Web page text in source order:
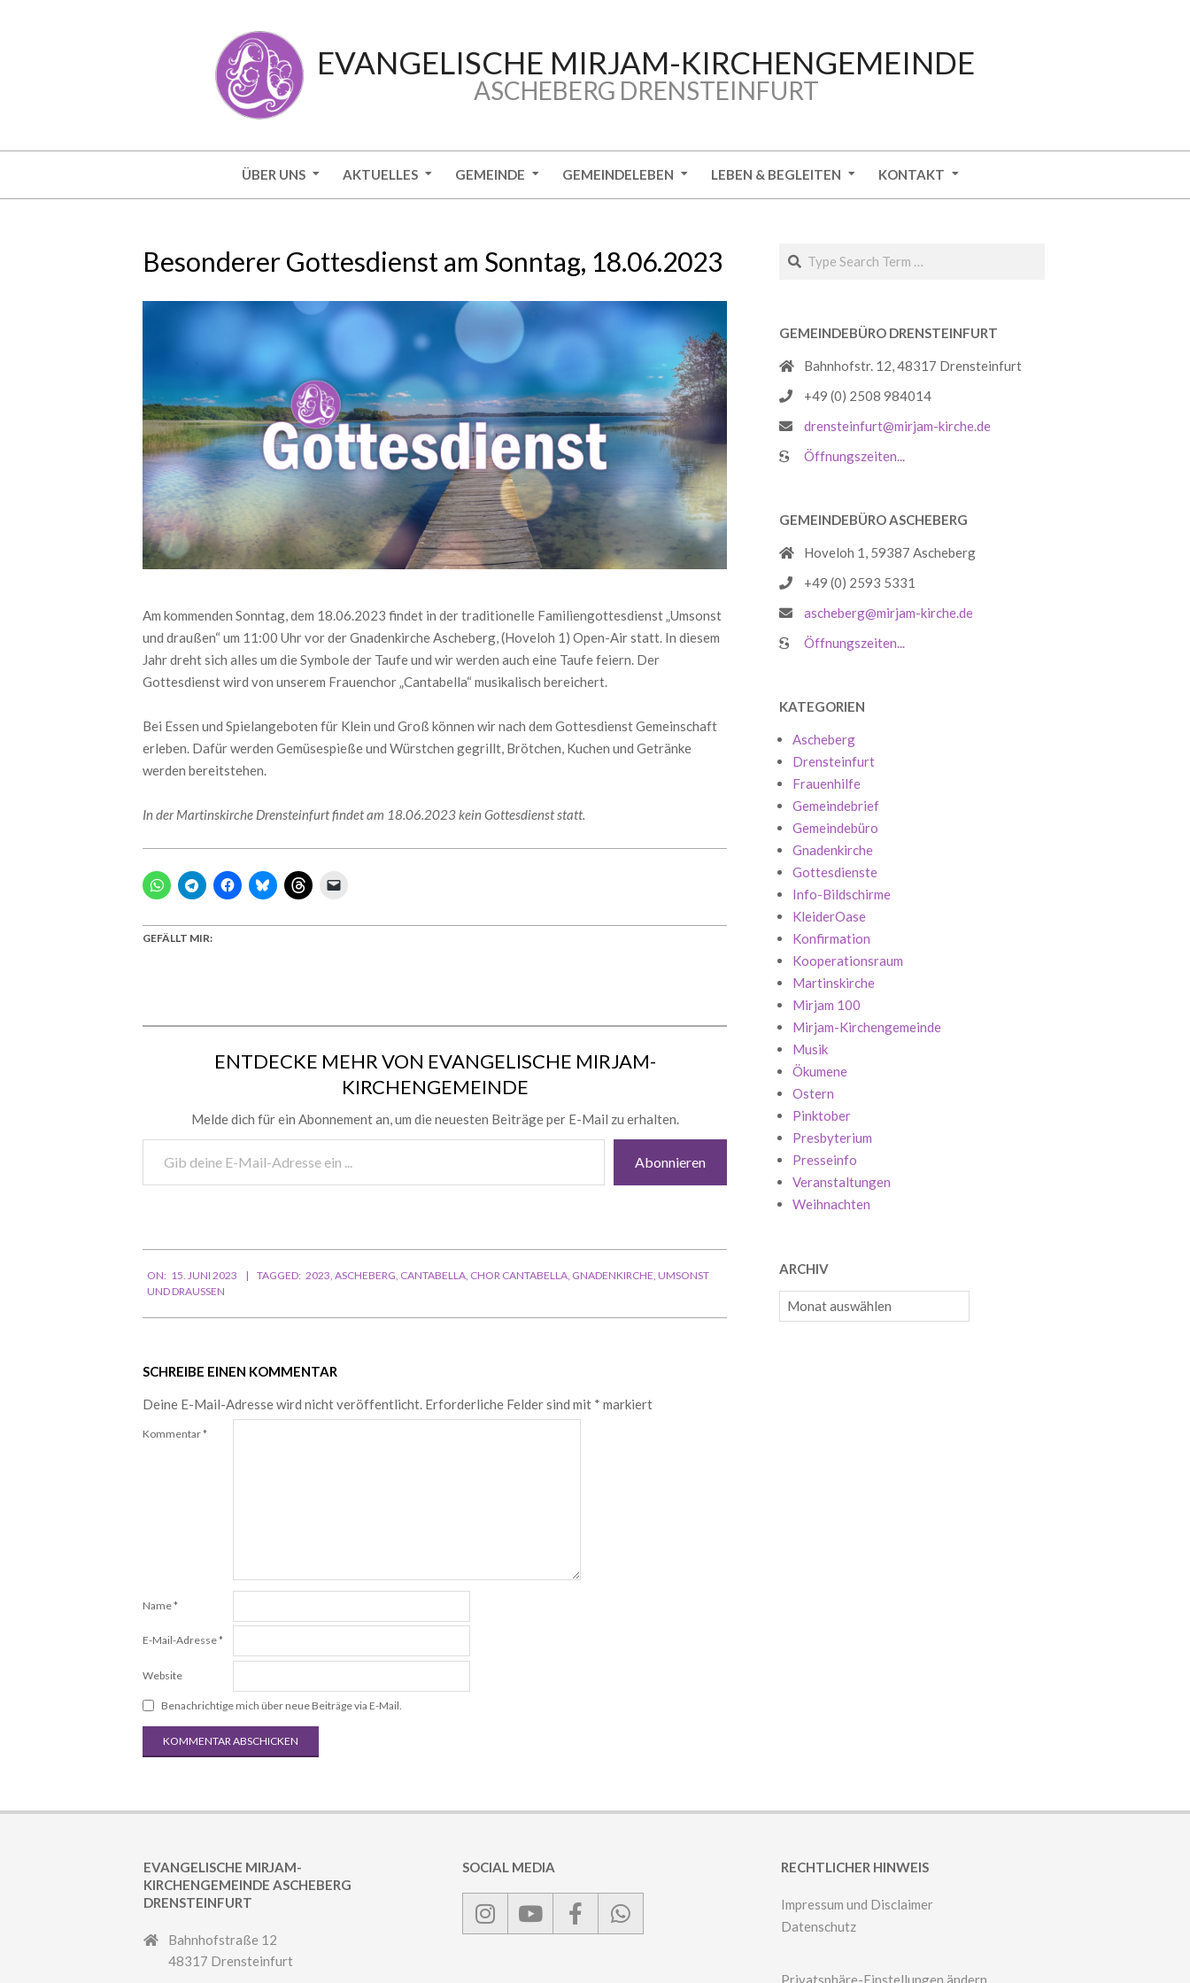
EVANGELISCHE MIRJAM-KIRCHENGEMEINDE
ASCHEBERG DRENSTEINFURT
ÜBER UNS AKTUELLES GEMEINDE GEMEINDELEBEN LEBEN & BEGLEITEN KONTAKT
Besonderer Gottesdienst am Sonntag, 18.06.2023
Am kommenden Sonntag, dem 18.06.2023 findet in der traditionelle Familiengottesdienst „Umsonst
und draußen“ um 11:00 Uhr vor der Gnadenkirche Ascheberg, (Hoveloh 1) Open-Air statt. In diesem
Jahr dreht sich alles um die Symbole der Taufe und wir werden auch eine Taufe feiern. Der
Gottesdienst wird von unserem Frauenchor „Cantabella“ musikalisch bereichert.
Bei Essen und Spielangeboten für Klein und Groß können wir nach dem Gottesdienst Gemeinschaft
erleben. Dafür werden Gemüsespieße und Würstchen gegrillt, Brötchen, Kuchen und Getränke
werden bereitstehen.
In der Martinskirche Drensteinfurt findet am 18.06.2023 kein Gottesdienst statt.
GEFÄLLT MIR:
ENTDECKE MEHR VON EVANGELISCHE MIRJAM-
KIRCHENGEMEINDE
Melde dich für ein Abonnement an, um die neuesten Beiträge per E-Mail zu erhalten.
deine
E-
Abonnieren
06-
ON: 15. JUNI 2023 TAGGED: 2023 ASCHEBERG CANTABELLA CHOR CANTABELLA GNADENKIRCHE UMSONST
UND DRAUSSEN
SCHREIBE EINEN KOMMENTAR
Deine E-Mail-Adresse wird nicht veröffentlicht. Erforderliche Felder sind mit * markiert
Kommentar*
Name*
E-Mail-Adresse*
Website
Benachrichtige mich über neue Beiträge via E-Mail.
Search
GEMEINDEBÜRO DRENSTEINFURT
Bahnhofstr. 12, 48317 Drensteinfurt
+49 (0) 2508 984014
drensteinfurt@mirjam-kirche.de
Öffnungszeiten...
GEMEINDEBÜRO ASCHEBERG
Hoveloh 1, 59387 Ascheberg
+49 (0) 2593 5331
ascheberg@mirjam-kirche.de
Öffnungszeiten...
KATEGORIEN
Ascheberg
Drensteinfurt
Frauenhilfe
Gemeindebrief
Gemeindebüro
Gnadenkirche
Gottesdienste
Info-Bildschirme
KleiderOase
Konfirmation
Kooperationsraum
Martinskirche
Mirjam 100
Mirjam-Kirchengemeinde
Musik
Ökumene
Ostern
Pinktober
Presbyterium
Presseinfo
Veranstaltungen
Weihnachten
ARCHIV
Archiv
EVANGELISCHE MIRJAM-
KIRCHENGEMEINDE ASCHEBERG
DRENSTEINFURT
Bahnhofstraße 12
48317 Drensteinfurt
SOCIAL MEDIA RECHTLICHER HINWEIS
Impressum und Disclaimer
Datenschutz
Privatsphäre-Einstellungen ändern